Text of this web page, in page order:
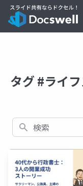
タグ #ライ
検索